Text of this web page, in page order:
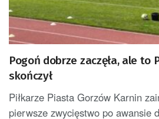
Pogoń dobrze zaczęła, ale to
skończył
Piłkarze Piasta Gorzów Karnin
pierwsze zwycięstwo po awansie